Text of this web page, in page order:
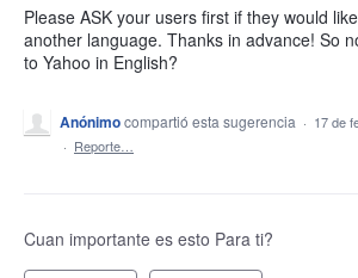
Please ASK your users first if they would
another language. Thanks in advance! So
to Yahoo in English?
Anónimocompartió esta sugerencia · 17 de
· Reporte…
Cuan importante es esto Para ti?